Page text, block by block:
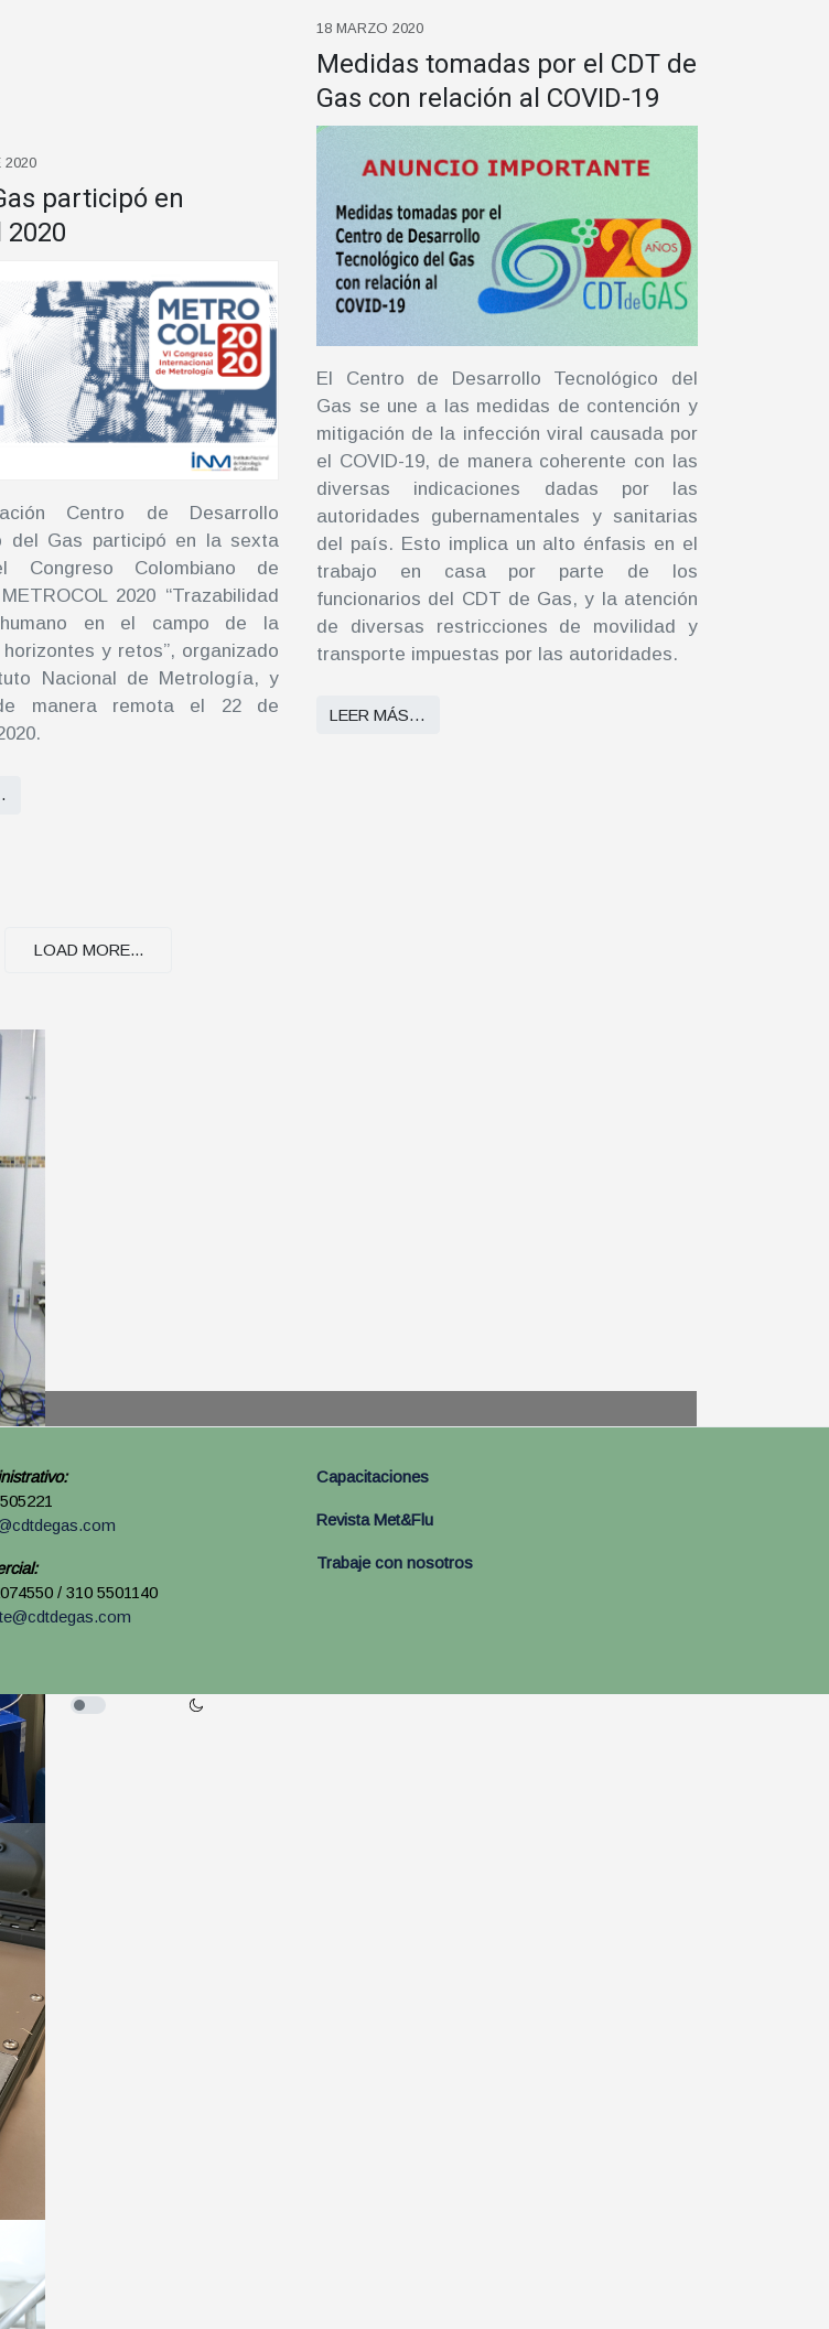
2020
participó en
2020
Centro de Desarrollo
del Gas participó en la sexta
Congreso Colombiano de
2020 “Trazabilidad
en el campo de la
y retos”, organizado
Nacional de Metrología, y
manera remota el 22 de
18 MARZO 2020
Medidas tomadas por el CDT de
Gas con relación al COVID-19
El Centro de Desarrollo Tecnológico del
Gas se une a las medidas de contención y
mitigación de la infección viral causada por
el COVID-19, de manera coherente con las
diversas indicaciones dadas por las
autoridades gubernamentales y sanitarias
del país. Esto implica un alto énfasis en el
trabajo en casa por parte de los
funcionarios del CDT de Gas, y la atención
de diversas restricciones de movilidad y
transporte impuestas por las autoridades.
LEER MÁS…
LOAD MORE...
/ 310 5501140
Capacitaciones
Revista Met&Flu
Trabaje con nosotros